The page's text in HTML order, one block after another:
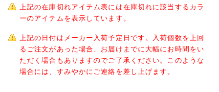
上記の在庫切れアイテム表には在庫切れに該当するカラ
ーのアイテムを表示しています。
上記の日付はメーカー入荷予定日です。入荷個数を上回
るご注文があった場合、お届けまでに大幅にお時間をい
ただく場合もありますのでご了承ください。このような
場合には、すみやかにご連絡を差し上げます。